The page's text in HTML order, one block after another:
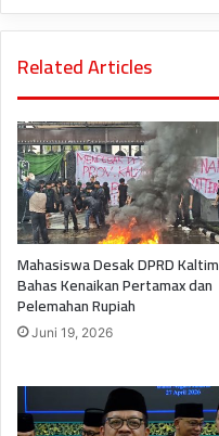
Related Articles
Mahasiswa Desak DPRD Kaltim
Bahas Kenaikan Pertamax dan
Pelemahan Rupiah
Juni 19, 2026